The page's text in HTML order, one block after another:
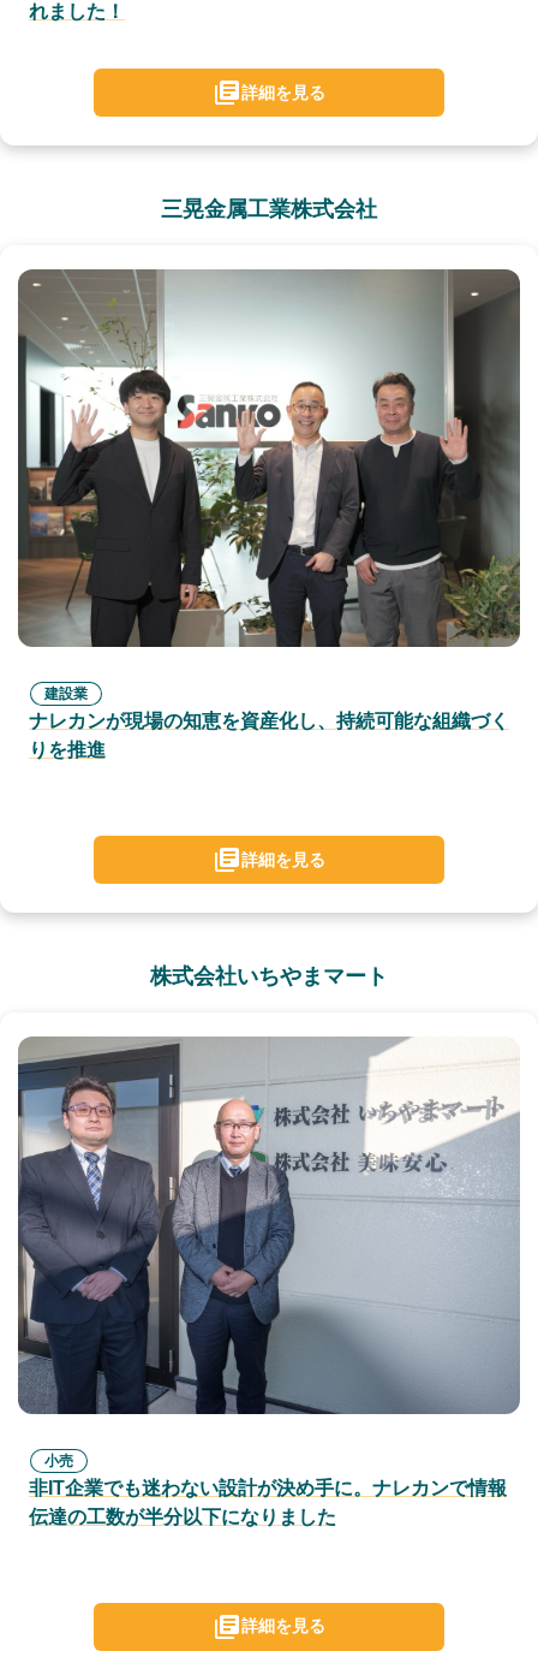
れました！
詳細を見る
三晃金属工業株式会社
建設業
ナレカンが現場の知恵を資産化し、持続可能な組織づく
りを推進
詳細を見る
株式会社いちやまマート
小売
非IT企業でも迷わない設計が決め手に。ナレカンで情報
伝達の工数が半分以下になりました
詳細を見る